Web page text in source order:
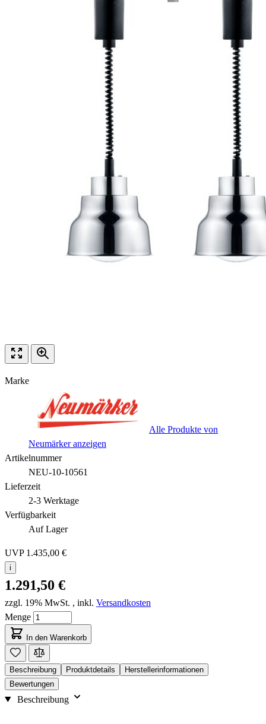
Marke
Alle Produkte von
Neumärker anzeigen
Artikelnummer
NEU-10-10561
Lieferzeit
2-3 Werktage
Verfügbarkeit
Auf Lager
UVP 1.435,00 €
i
1.291,50 €
zzgl. 19% MwSt. , inkl. Versandkosten
Menge
In den Warenkorb
Beschreibung Produktdetails
Herstellerinformationen
Bewertungen
Beschreibung